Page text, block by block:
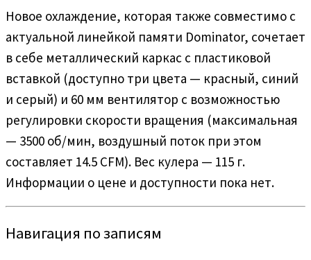
Новое охлаждение, которая также совместимо с
актуальной линейкой памяти Dominator, сочетает
в себе металлический каркас с пластиковой
вставкой (доступно три цвета — красный, синий
и серый) и 60 мм вентилятор с возможностью
регулировки скорости вращения (максимальная
— 3500 об/мин, воздушный поток при этом
составляет 14.5 CFM). Вес кулера — 115 г.
Информации о цене и доступности пока нет.
Навигация по записям